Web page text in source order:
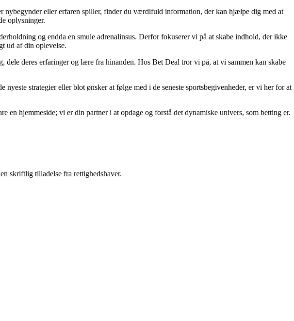
nybegynder eller erfaren spiller, finder du værdifuld information, der kan hjælpe dig med at
oplysninger.
og endda en smule adrenalinsus. Derfor fokuserer vi på at skabe indhold, der ikke
ud af din oplevelse.
deres erfaringer og lære fra hinanden. Hos Bet Deal tror vi på, at vi sammen kan skabe
strategier eller blot ønsker at følge med i de seneste sportsbegivenheder, er vi her for at
hjemmeside; vi er din partner i at opdage og forstå det dynamiske univers, som betting er.
skriftlig tilladelse fra rettighedshaver.